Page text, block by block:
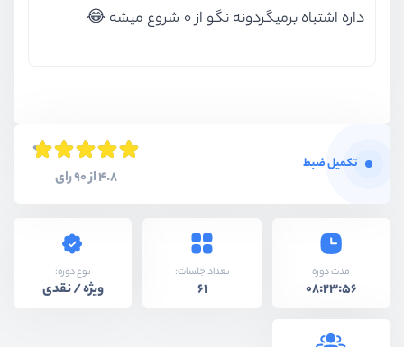
داره اشتباه برمیگردونه نگو از 0 شروع میشه 😂
تکمیل ضبط
4.8 از 90 رای
مدت دوره
08:23:56
تعداد جلسات:
61
نوع دوره:
ویژه / نقدی